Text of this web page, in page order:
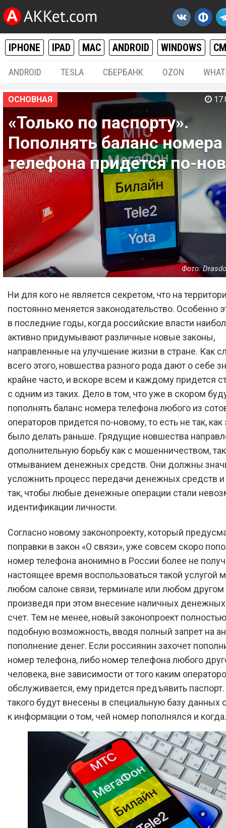
IPHONE IPAD MAC ANDROID WINDOWS
ANDROID TESLA СБЕРБАНК OZON
ОСНОВНАЯ
«Только по паспорту».
Пополнять баланс номера
телефона придется по-
Фото:
Ни для кого не является секретом, что на
постоянно меняется законодательство. Особенно
в последние годы, когда российские власти
активно придумывают различные новые законы,
направленные на улучшение жизни в стране. Как
всего этого, новшества разного рода дают о себе
крайне часто, и вскоре всем и каждому придется
с одним из таких. Дело в том, что уже в скором
пополнять баланс номера телефона любого из
операторов придется по-новому, то есть не так,
было делать раньше. Грядущие новшества
дополнительную борьбу как с мошенничеством,
отмыванием денежных средств. Они должны
усложнить процесс передачи денежных средств и
так, чтобы любые денежные операции стали
идентификации личности.
Согласно новому законопроекту, который
поправки в закон «О связи», уже совсем скоро
номер телефона анонимно в России более не
настоящее время воспользоваться такой услугой
любом салоне связи, терминале или любом другом
произведя при этом внесение наличных
счет. Тем не менее, новый законопроект
подобную возможность, вводя полный запрет на
пополнение денег. Если россиянин захочет
номер телефона, либо номер телефона любого
человека, вне зависимости от того каким
обслуживается, ему придется предъявить
такого будут внесены в специальную базу данных
к информации о том, чей номер пополнялся и когда.